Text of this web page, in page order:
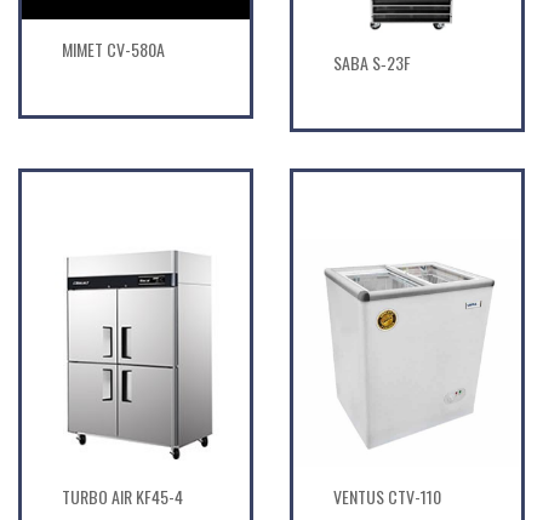
MIMET CV-580A
SABA S‐23F
TURBO AIR KF45-4 VENTUS CTV-110